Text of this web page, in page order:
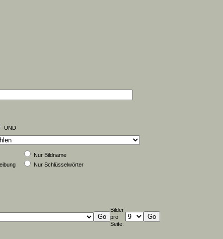
UND
Nur Bildname
Nur Schlüsselwörter
Bilder
pro
Seite: